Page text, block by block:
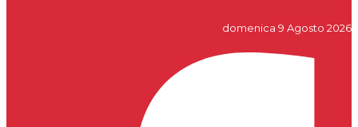
domenica 9 Agosto 2026